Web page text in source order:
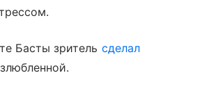
Басты зритель сделал